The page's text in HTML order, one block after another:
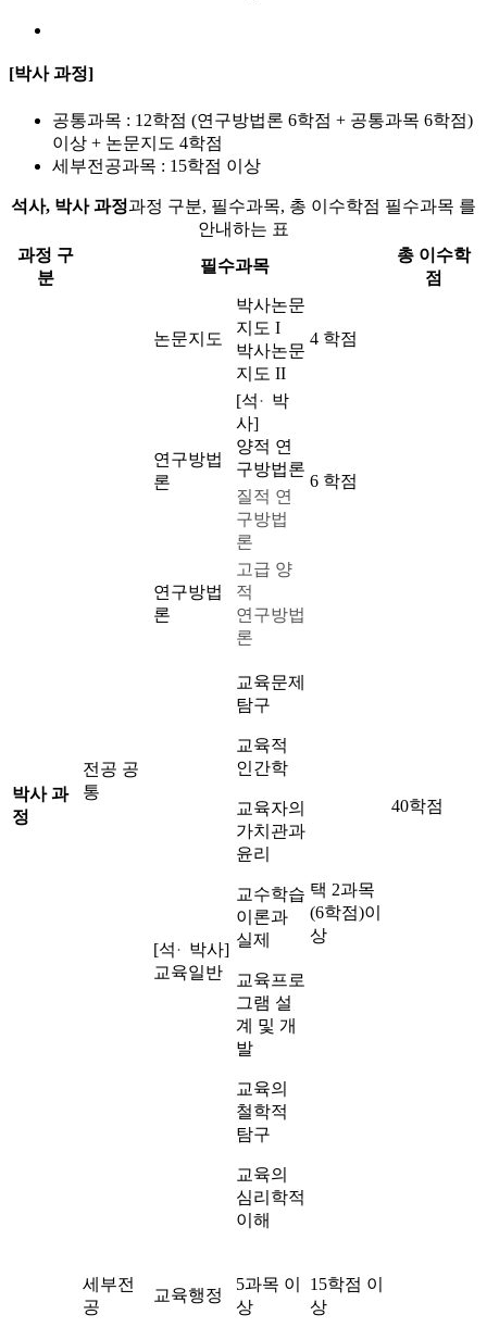
[박사 과정]
공통과목 : 12학점 (연구방법론 6학점 + 공통과목 6학점)
이상 + 논문지도 4학점
세부전공과목 : 15학점 이상
석사, 박사 과정과정 구분, 필수과목, 총 이수학점 필수과목 를
안내하는 표
과정 구
분
필수과목
총 이수학
점
박사 과
정
전공 공
통
논문지도
박사논문
지도 I
박사논문
지도 II
4 학점
40학점
연구방법
론
[석· 박
사]
양적 연
구방법론
6 학점
질적 연
구방법
론
연구방법
론
고급 양
적
연구방법
론
택 2과목
(6학점)이
상
[석· 박사]
교육일반
교육문제
탐구
교육적
인간학
교육자의
가치관과
윤리
교수학습
이론과
실제
교육프로
그램 설
계 및 개
발
교육의
철학적
탐구
교육의
심리학적
이해
세부전
공
교육행정
5과목 이
상
15학점 이
상